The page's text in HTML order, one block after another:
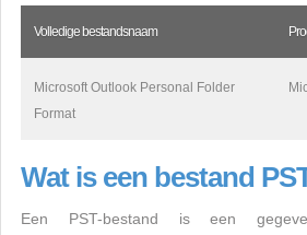
Volledige bestandsnaam
Microsoft Outlook Personal Folder
Format
Wat is een bestand
Een PST-bestand is een